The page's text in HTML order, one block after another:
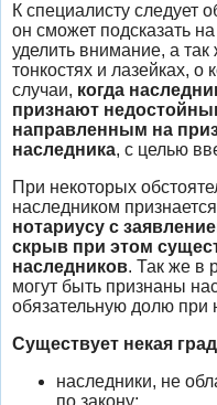
К специалисту следует
он сможет подсказать
уделить внимание, а
тонкостях и лазейках, о
случаи, когда
признают
направленным на
наследника, с целью
При некоторых
наследником
нотариусу с
скрыв при этом
наследников. Так же в
могут быть признаны
обязательную долю при
Существует некая
наследники, не
по закону;